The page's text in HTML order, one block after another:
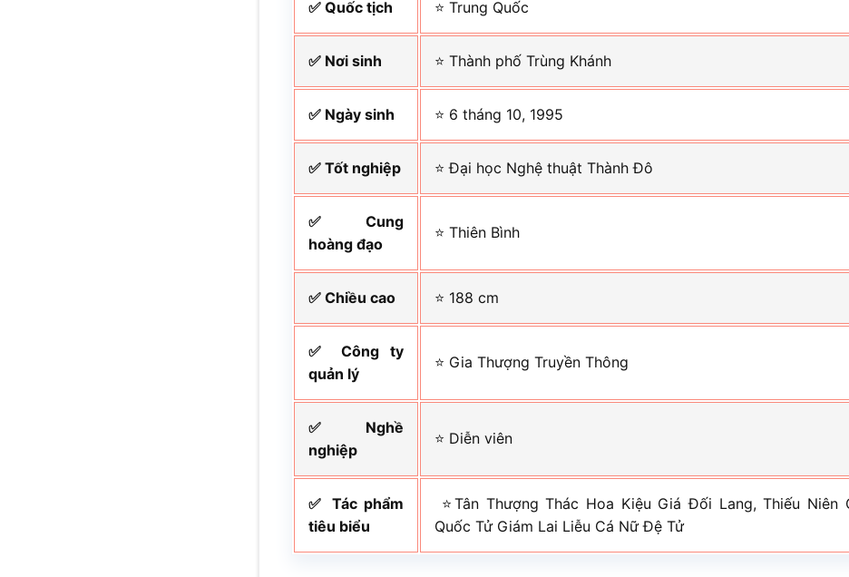
✅ Quốc tịch ⭐ Trung Quốc
✅ Nơi sinh ⭐ Thành phố Trùng Khánh
✅ Ngày sinh ⭐ 6 tháng 10, 1995
✅ Tốt nghiệp ⭐ Đại học Nghệ thuật Thành Đô
✅ Cung
hoàng đạo
⭐ Thiên Bình
✅ Chiều cao ⭐ 188 cm
✅ Công ty
quản lý
⭐ Gia Thượng Truyền Thông
✅ Nghề
nghiệp
⭐ Diễn viên
✅ Tác phẩm
tiêu biểu
⭐Tân Thượng Thác Hoa Kiệu Giá Đối Lang, Thiếu Niên
Quốc Tử Giám Lai Liễu Cá Nữ Đệ Tử